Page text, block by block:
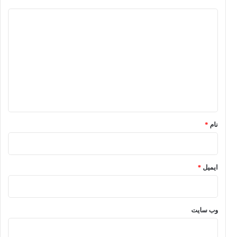
نام *
ایمیل *
وب‌ سایت